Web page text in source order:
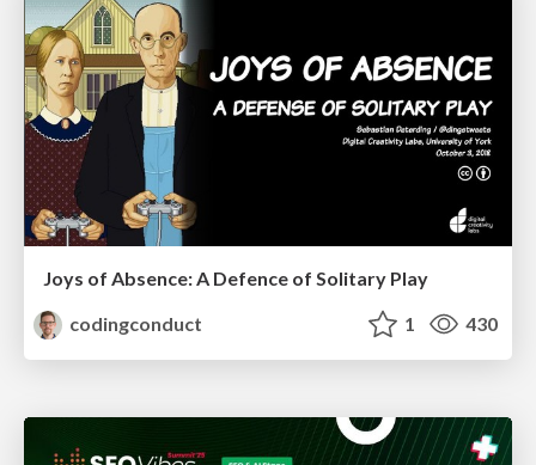
Joys of Absence: A Defence of Solitary Play
codingconduct
1 430